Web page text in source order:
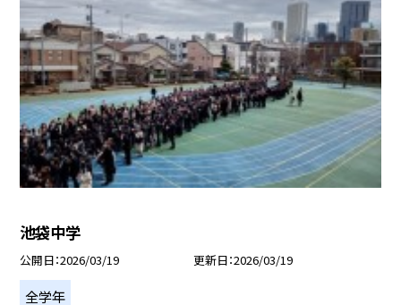
池袋中学
公開日 2026/03/19 更新日 2026/03/19
全学年